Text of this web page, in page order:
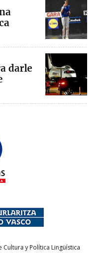
darle
y Política Lingüística